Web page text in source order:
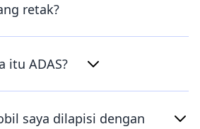
retak?
itu ADAS?
saya dilapisi dengan